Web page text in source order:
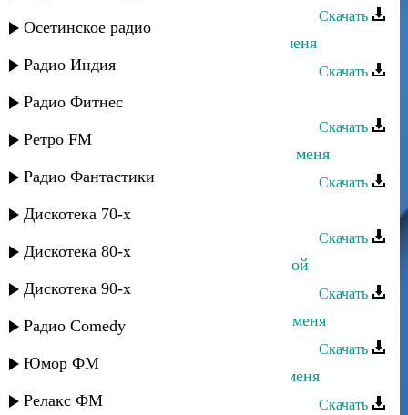
Осетинское радио
Радио Индия
Радио Фитнес
Ретро FM
Радио Фантастики
Дискотека 70-х
Дискотека 80-х
Дискотека 90-х
Радио Comedy
Юмор ФМ
Релакс ФМ
Скачать
Динара Залумханова - Не бросай меня
Скачать
Мурад Садуев - Игра без меня
Скачать
Эльдар Далгатов - Замуж выйди за меня
Скачать
Камила Мурсалова - Радуй меня
Скачать
Дагмара Ибрагимова - Любимый мой
Скачать
Ульзана Максудова - Посмотри на меня
Скачать
Гульжанат Исаева - Не смотри на меня
Скачать